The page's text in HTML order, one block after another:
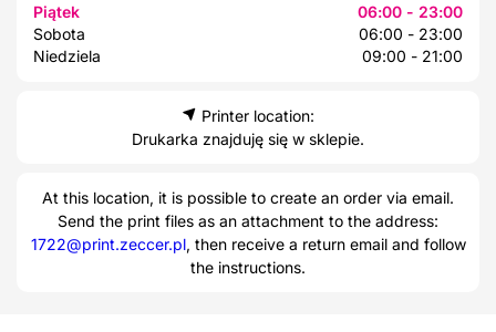
Piątek
06:00 - 23:00
Sobota
06:00 - 23:00
Niedziela
09:00 - 21:00
Printer location:
Drukarka znajduję się w sklepie.
At this location, it is possible to create an order via email.
Send the print files as an attachment to the address:
1722@print.zeccer.pl, then receive a return email and follow
the instructions.